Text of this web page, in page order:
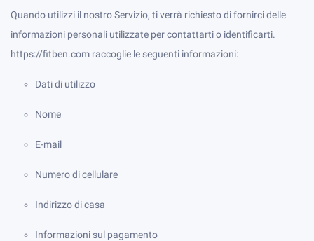
Quando utilizzi il nostro Servizio, ti verrà richiesto di fornirci delle
informazioni personali utilizzate per contattarti o identificarti.
https://fitben.com raccoglie le seguenti informazioni:
Dati di utilizzo
Nome
E-mail
Numero di cellulare
Indirizzo di casa
Informazioni sul pagamento